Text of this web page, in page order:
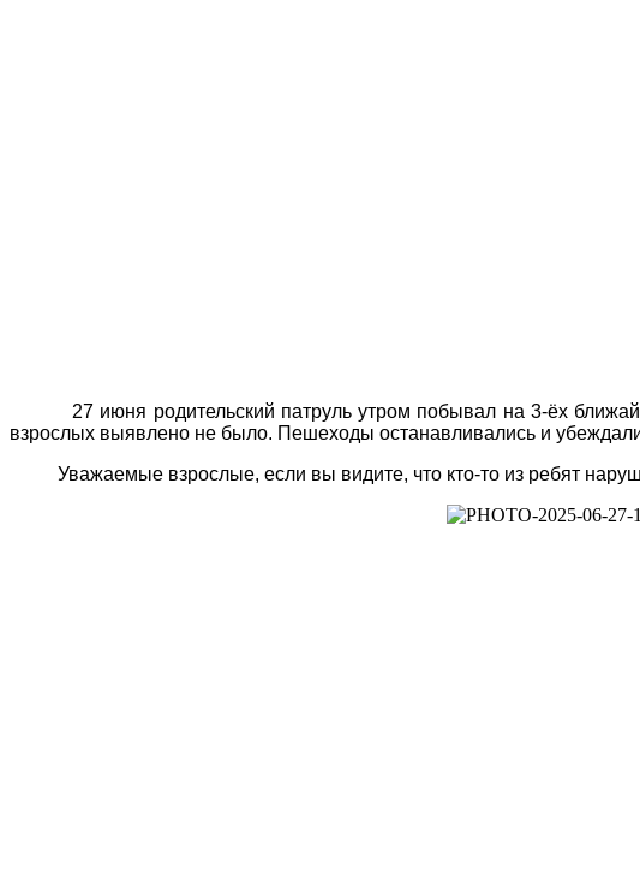
27 июня родительский патруль утром побывал на 3-ёх
взрослых выявлено не было. Пешеходы останавливались и
Уважаемые взрослые, если вы видите, что кто-то из ребят